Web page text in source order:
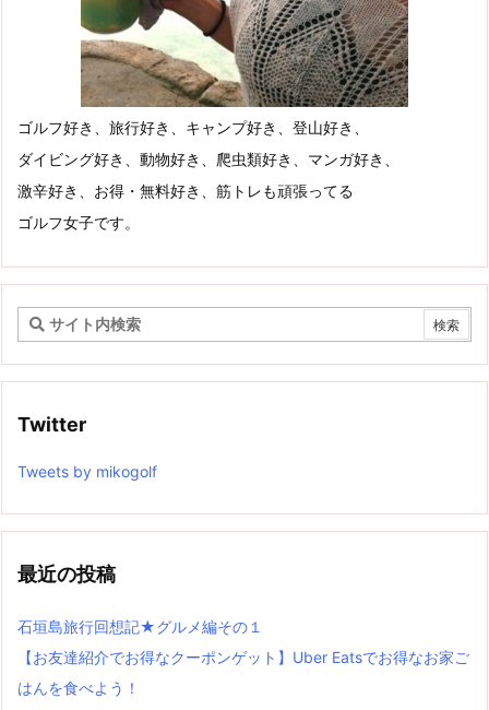
ゴルフ好き、旅行好き、キャンプ好き、登山好き、
ダイビング好き、動物好き、爬虫類好き、マンガ好き、
激辛好き、お得・無料好き、筋トレも頑張ってる
ゴルフ女子です。
Twitter
Tweets by mikogolf
最近の投稿
石垣島旅行回想記★グルメ編その１
【お友達紹介でお得なクーポンゲット】Uber Eatsでお得なお家ご
はんを食べよう！